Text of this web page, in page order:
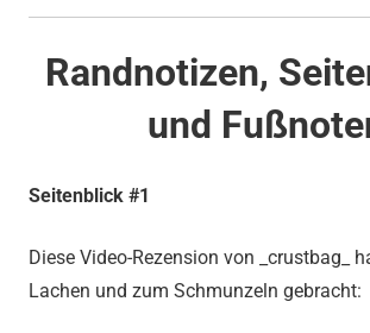
Randnotizen,
und
Seitenblick #1
Diese Video-Rezension von _crustbag_
Lachen und zum Schmunzeln gebracht: